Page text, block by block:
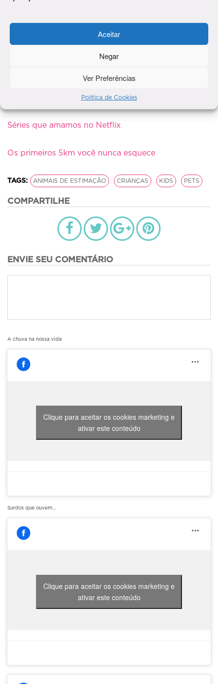
Aceitar
Negar
Ver Preferências
Política de Cookies
5 ideias ideias para deixar o stress no trabalho
Séries que amamos no Netflix
Os primeiros 5km você nunca esquece
TAGS: ANIMAIS DE ESTIMAÇÃO CRIANÇAS KIDS PETS
COMPARTILHE
ENVIE SEU COMENTÁRIO
A chuva na nossa vida
Clique para aceitar os cookies marketing e
ativar este conteúdo
Surdos que ouvem…
Clique para aceitar os cookies marketing e
ativar este conteúdo